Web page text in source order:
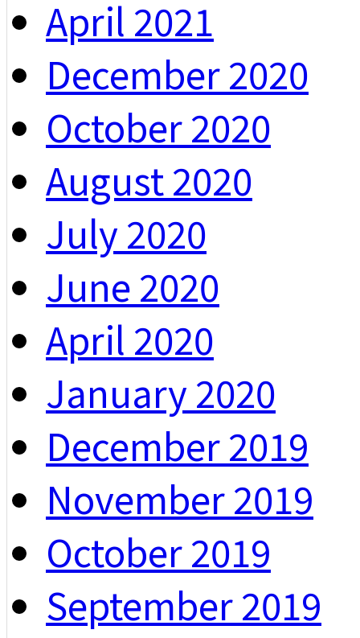
April 2021
December 2020
October 2020
August 2020
July 2020
June 2020
April 2020
January 2020
December 2019
November 2019
October 2019
September 2019